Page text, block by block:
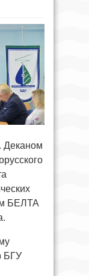
Деканом
БЕЛТА
БГУ